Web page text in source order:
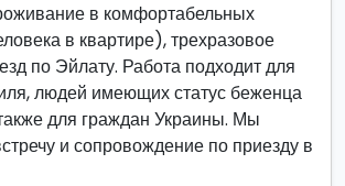
в комфортабельных
в квартире), трехразовое
по Эйлату. Работа подходит для
людей имеющих статус беженца
для граждан Украины. Мы
и сопровождение по приезду в